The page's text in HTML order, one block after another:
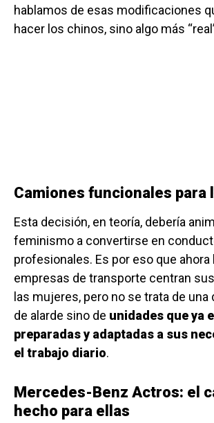
hablamos de esas modificaciones
hacer los chinos, sino algo más
Camiones funcionales para
Esta decisión, en teoría, debería
feminismo a convertirse en
profesionales. Es por eso que ahora
empresas de transporte centran
las mujeres, pero no se trata de
de alarde sino de unidades que ya
preparadas y adaptadas a sus
el trabajo diario.
Mercedes-Benz Actros: el
hecho para ellas